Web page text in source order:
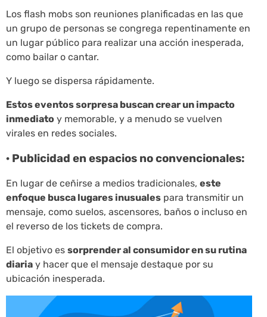
Los flash mobs son reuniones planificadas en las que
un grupo de personas se congrega repentinamente en
un lugar público para realizar una acción inesperada,
como bailar o cantar.
Y luego se dispersa rápidamente.
Estos eventos sorpresa buscan crear un impacto
inmediato y memorable, y a menudo se vuelven
virales en redes sociales.
· Publicidad en espacios no convencionales:
En lugar de ceñirse a medios tradicionales, este
enfoque busca lugares inusuales para transmitir un
mensaje, como suelos, ascensores, baños o incluso en
el reverso de los tickets de compra.
El objetivo es sorprender al consumidor en su rutina
diaria y hacer que el mensaje destaque por su
ubicación inesperada.